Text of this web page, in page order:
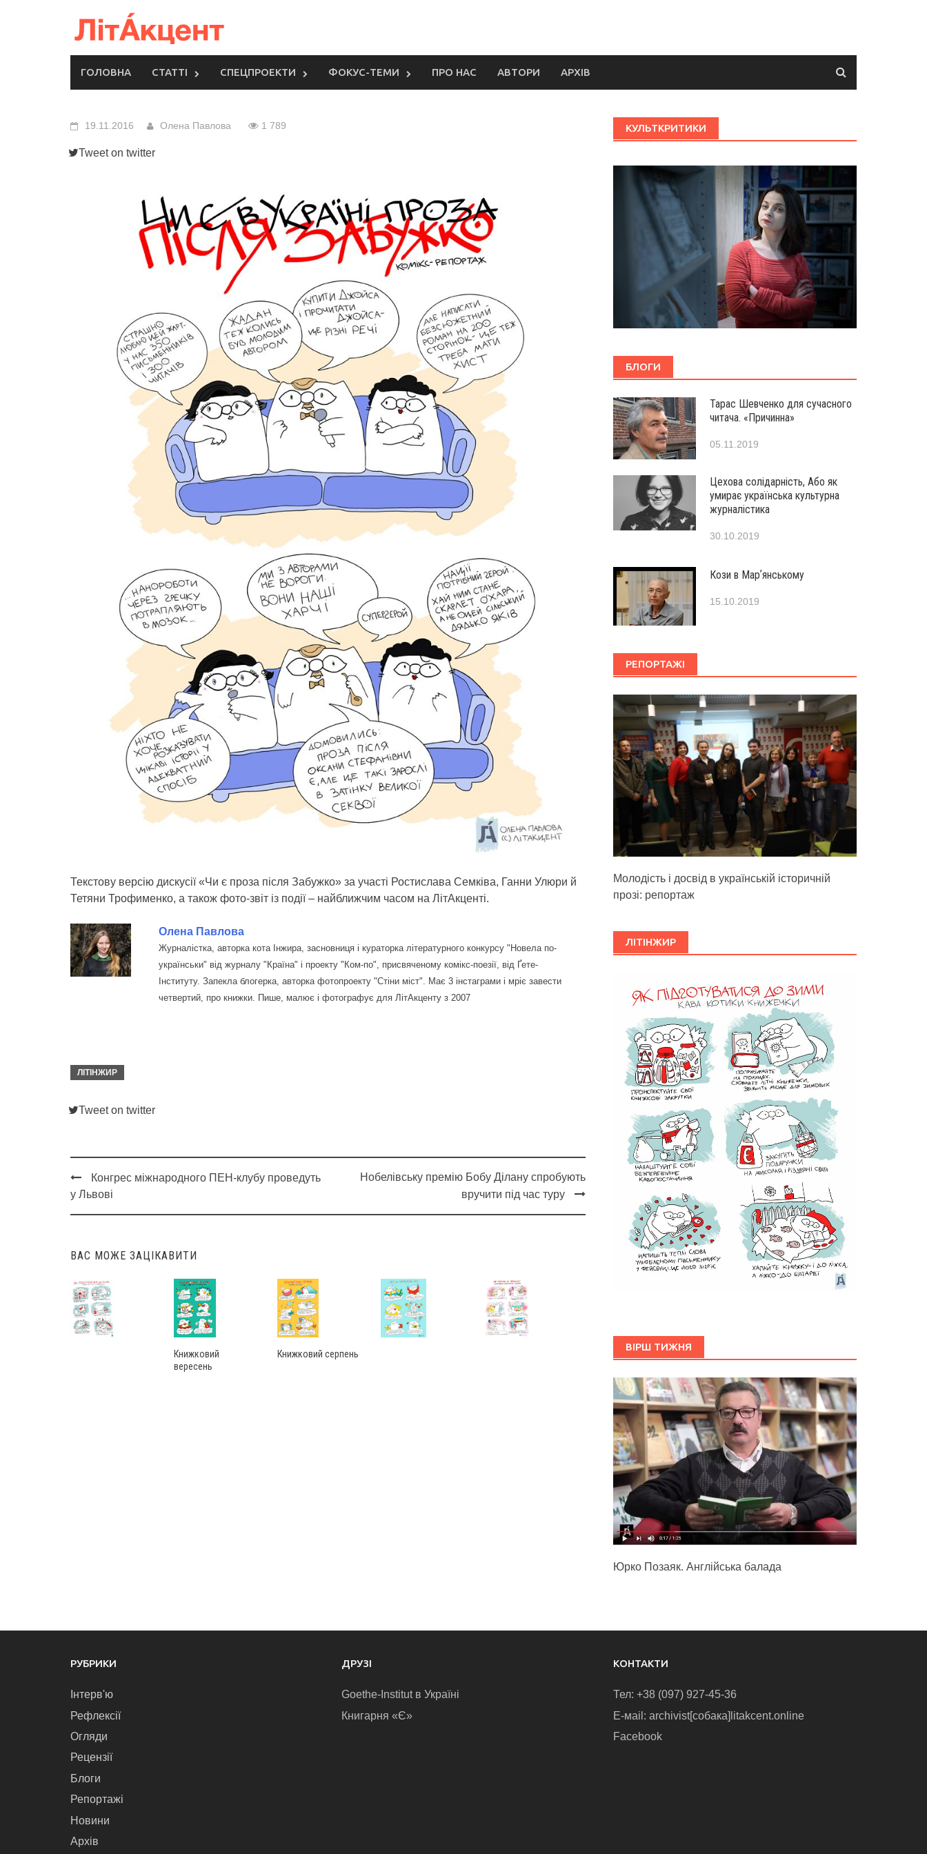
ГОЛОВНА СТАТТІ СПЕЦПРОЕКТИ ФОКУС-ТЕМИ ПРО НАС АВТОРИ АРХІВ
19.11.2016 Олена Павлова 1 789
Tweet on twitter
Текстову версію дискусії «Чи є проза після Забужко» за участі Ростислава Семківа, Ганни Улюри й
Тетяни Трофименко, а також фото-звіт із події – найближчим часом на ЛітАкценті.
Олена Павлова
Журналістка, авторка кота Інжира, засновниця і кураторка літературного конкурсу "Новела по-
українськи" від журналу "Країна" і проекту "Ком-по", присвяченому комікс-поезії, від Ґете-
Інституту. Запекла блогерка, авторка фотопроекту "Стіни міст". Має 3 інстаграми і мріє завести
четвертий, про книжки. Пише, малює і фотографує для ЛітАкценту з 2007
ЛІТІНЖИР
Tweet on twitter
Post
navigation
Конгрес міжнародного ПЕН-клубу проведуть
у Львові
Нобелівську премію Бобу Ділану спробують
вручити під час туру
ВАС МОЖЕ ЗАЦІКАВИТИ
Книжковий
вересень
Книжковий серпень
КУЛЬТКРИТИКИ
БЛОГИ
Тарас Шевченко для сучасного
читача. «Причинна»
05.11.2019
Цехова солідарність, Або як
умирає українська культурна
журналістика
30.10.2019
Кози в Марʼянському
15.10.2019
РЕПОРТАЖІ
Молодість і досвід в українській історичній
прозі: репортаж
ЛІТІНЖИР
ВІРШ ТИЖНЯ
Юрко Позаяк. Англійська балада
РУБРИКИ
Інтерв'ю
Рефлексії
Огляди
Рецензії
Блоги
Репортажі
Новини
Архів
ДРУЗІ
Goethe-Institut в Україні
Книгарня «Є»
КОНТАКТИ
Тел: +38 (097) 927-45-36
E-маіl: archivist[собака]litakcent.online
Facebook